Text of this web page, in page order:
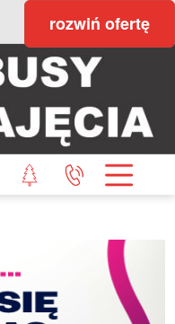
rozwiń ofertę